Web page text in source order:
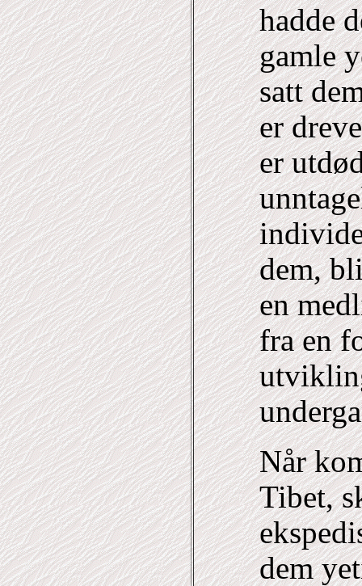
hadde
gamle
satt
er
er
dem,
en
fra en
Når
Tibet,
dem